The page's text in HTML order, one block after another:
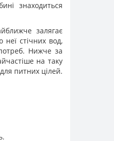
знаходиться
залягає
неї стічних вод,
Нижче за
на таку
питних цілей.